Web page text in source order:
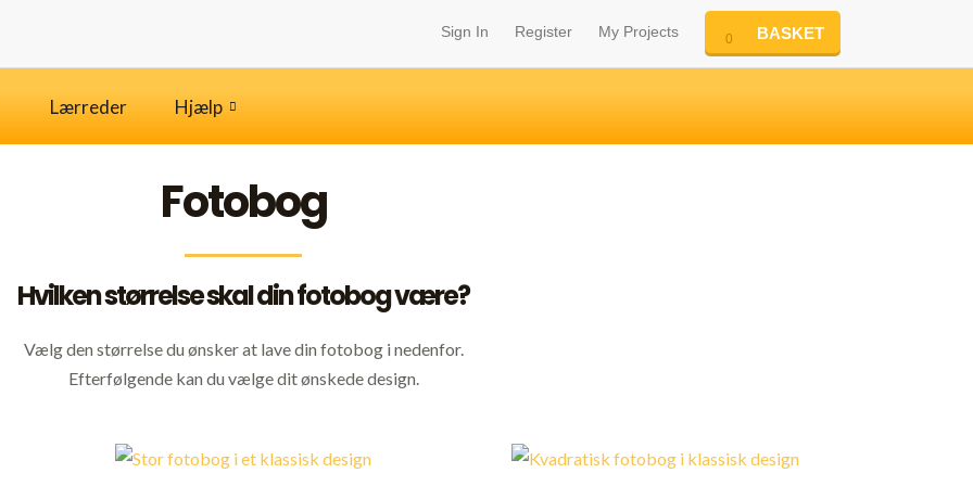
Sign In Register My Projects 0 BASKET
Lærreder Hjælp
Fotobog
Hvilken størrelse skal din fotobog være?
Vælg den størrelse du ønsker at lave din fotobog i nedenfor.
Efterfølgende kan du vælge dit ønskede design.